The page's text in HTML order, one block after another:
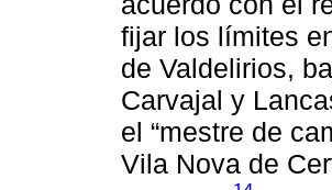
fijar los límites
de Valdelirios,
Carvajal y
el “mestre de
Vila Nova de